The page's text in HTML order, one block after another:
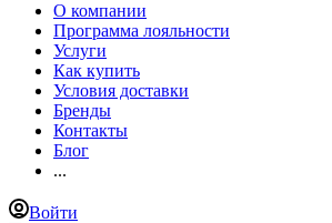
О компании
Программа лояльности
Услуги
Как купить
Условия доставки
Бренды
Контакты
Блог
...
Войти